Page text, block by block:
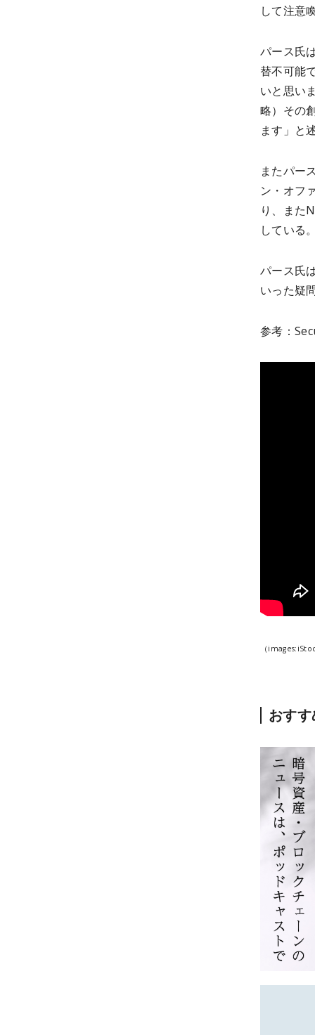
して注意
パース氏
替不可能
いと思い
略）その
ます」と
またパー
ン・オフ
り、また
している
パース氏
いった疑
参考 ：
（
おす